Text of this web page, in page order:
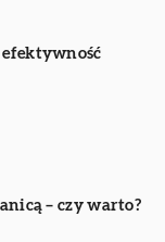
efektywność
– czy warto?